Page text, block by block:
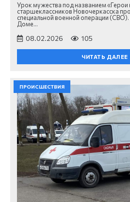
Урок мужества под названием
старшеклассников Новочеркасска
специальной военной операции
Доме…
08.02.2026 105
ЧИТАТЬ ДАЛЕЕ
ПРОИСШЕСТВИЯ